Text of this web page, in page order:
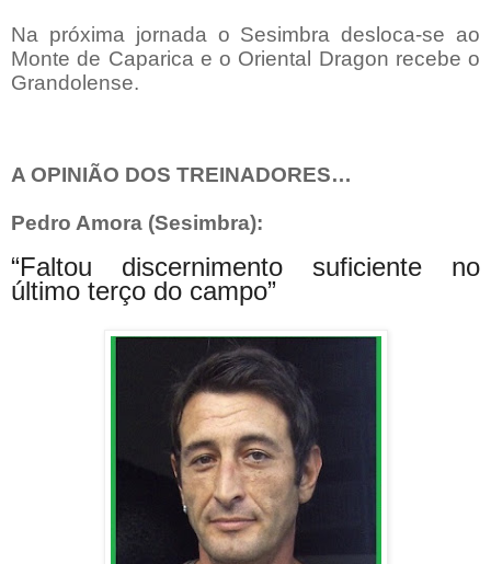
Na próxima jornada o Sesimbra desloca-se ao
Monte de Caparica e o Oriental Dragon recebe o
Grandolense.
A OPINIÃO DOS TREINADORES…
Pedro Amora (Sesimbra):
“Faltou discernimento suficiente no
último terço do campo”